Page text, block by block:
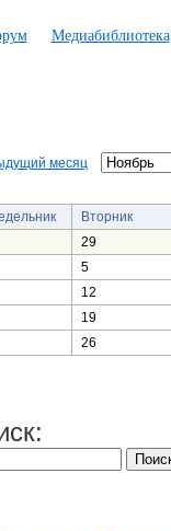
Медиабиблиотека
месяц
Вторник
29
5
12
19
26